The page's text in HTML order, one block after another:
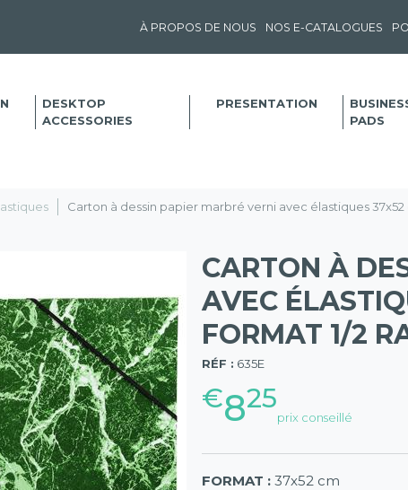
À PROPOS DE NOUS NOS E-CATALOGUES
DESKTOP
ACCESSORIES
PRESENTATION
PADS
Carton à dessin papier marbré verni avec élastiques 37x52
CARTON À
AVEC
FORMAT 1/2
RÉF : 635E
€825
prix conseillé
(57)
FORMAT : 37x52 cm